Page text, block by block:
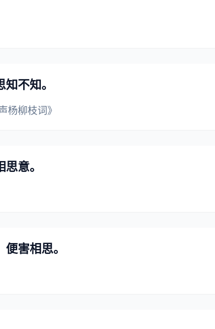
不知。
杨柳枝词》
意。
害相思。